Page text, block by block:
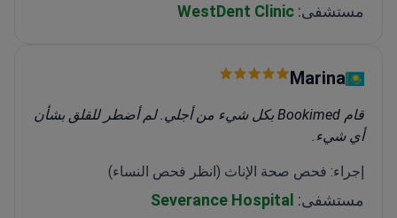
مستشفى: WestDent Clinic
Marina
قام Bookimed بكل شيء من أجلي. لم أضطر للقلق بشأن
أي شيء.
إجراء: فحص صحة الإناث (انظر فحص النساء)
مستشفى: Severance Hospital